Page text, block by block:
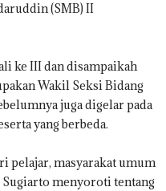
(SMB) II
ke III dan disampaikah
Wakil Seksi Bidang
juga digelar pada
yang berbeda.
pelajar, masyarakat umum
menyoroti tentang